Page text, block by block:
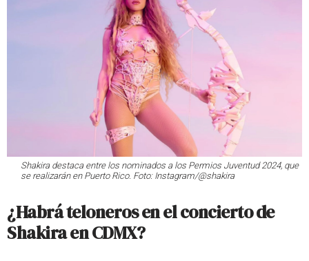
Shakira destaca entre los nominados a los Permios Juventud 2024, que
se realizarán en Puerto Rico. Foto: Instagram/@shakira
¿Habrá teloneros en el concierto de
Shakira en CDMX?